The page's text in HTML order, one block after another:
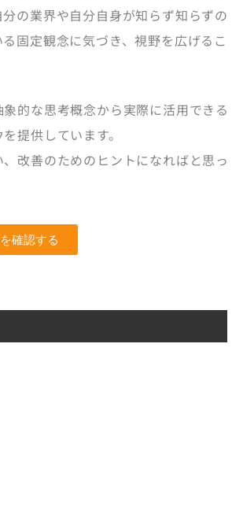
の業界や自分自身が知らず知らずの
固定観念に気づき、視野を広げるこ
的な思考概念から実際に活用できる
提供しています。
改善のためのヒントになればと思っ
確認する